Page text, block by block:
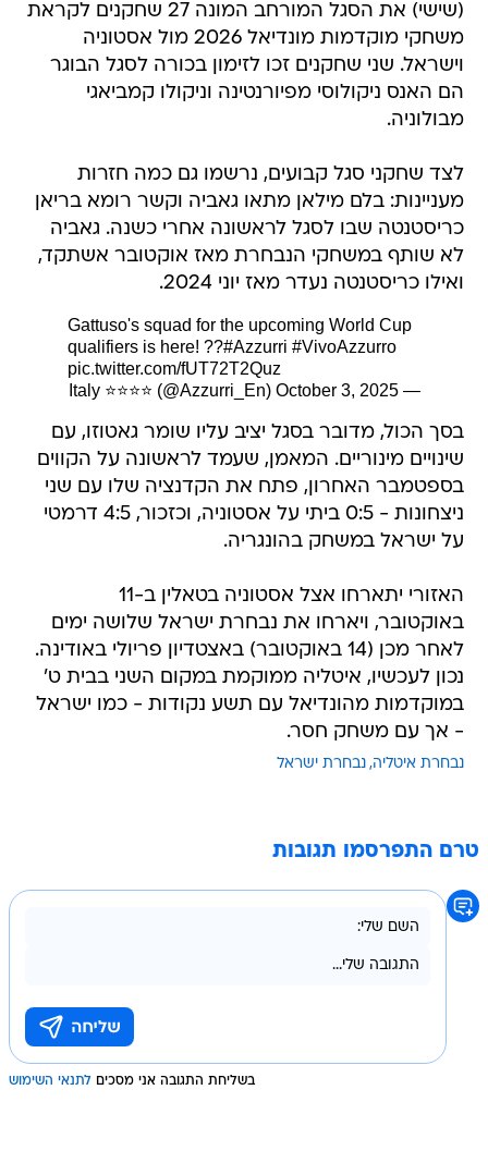
(שישי) את הסגל המורחב המונה 27 שחקנים לקראת
משחקי מוקדמות מונדיאל 2026 מול אסטוניה
וישראל. שני שחקנים זכו לזימון בכורה לסגל הבוגר
הם האנס ניקולוסי מפיורנטינה וניקולו קמביאגי
מבולוניה.
לצד שחקני סגל קבועים, נרשמו גם כמה חזרות
מעניינות: בלם מילאן מתאו גאביה וקשר רומא בריאן
כריסטנטה שבו לסגל לראשונה אחרי כשנה. גאביה
לא שותף במשחקי הנבחרת מאז אוקטובר אשתקד,
ואילו כריסטנטה נעדר מאז יוני 2024.
Gattuso's squad for the upcoming World Cup
qualifiers is here! ??#Azzurri #VivoAzzurro
pic.twitter.com/fUT72T2Quz
— Italy ⭐️⭐️⭐️⭐️ (@Azzurri_En)
October 3, 2025
בסך הכול, מדובר בסגל יציב עליו שומר גאטוזו, עם
שינויים מינוריים. המאמן, שעמד לראשונה על הקווים
בספטמבר האחרון, פתח את הקדנציה שלו עם שני
ניצחונות - 0:5 ביתי על אסטוניה, וכזכור, 4:5 דרמטי
על ישראל במשחק בהונגריה.
האזורי יתארחו אצל אסטוניה בטאלין ב-11
באוקטובר, ויארחו את נבחרת ישראל שלושה ימים
לאחר מכן (14 באוקטובר) באצטדיון פריולי באודינה.
נכון לעכשיו, איטליה ממוקמת במקום השני בבית ט'
במוקדמות מהונדיאל עם תשע נקודות - כמו ישראל
- אך עם משחק חסר.
נבחרת איטליה נבחרת ישראל
טרם התפרסמו תגובות
בשליחת התגובה אני מסכים לתנאי השימוש